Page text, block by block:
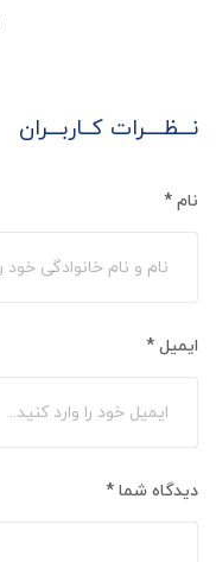
نـــظــــرات کــاربـــران
نام *
ایمیل *
دیدگاه شما *